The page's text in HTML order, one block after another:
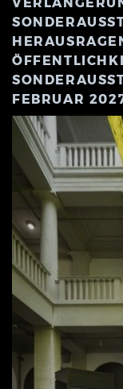
FEBRUAR